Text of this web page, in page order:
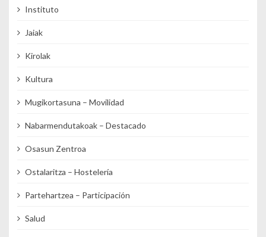
Instituto
Jaiak
Kirolak
Kultura
Mugikortasuna – Movilidad
Nabarmendutakoak – Destacado
Osasun Zentroa
Ostalaritza – Hostelería
Partehartzea – Participación
Salud